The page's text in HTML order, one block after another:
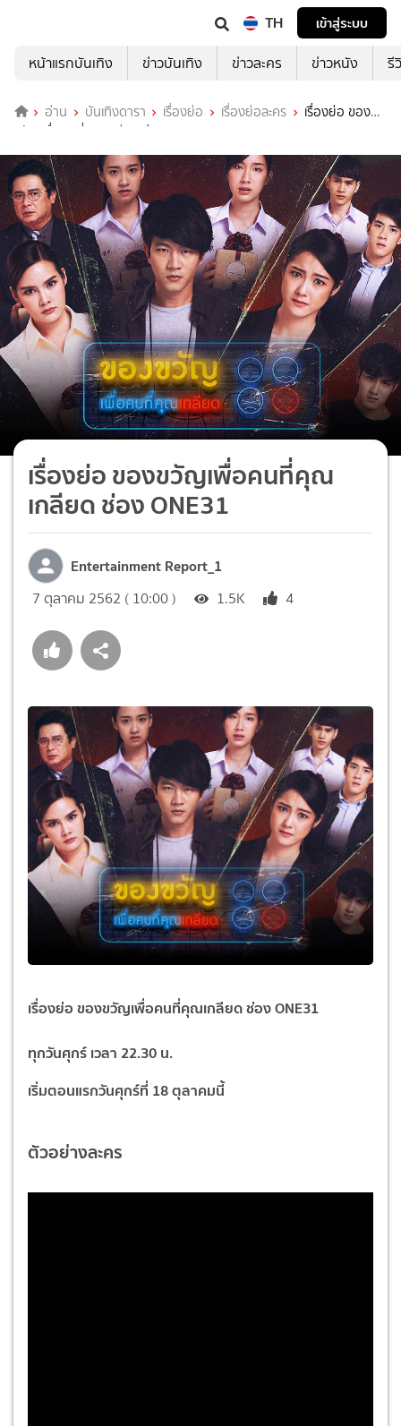
TH
เข้าสู่ระบบ
หน้าแรกบันเทิง
ข่าวบันเทิง ข่าวละคร ข่าวหนัง รี
อ่าน บันเทิงดารา เรื่องย่อ เรื่องย่อละคร
เรื่องย่อ ของ
ขวัญเพื่อคนที่คุณเกลียด ช่อง ONE31
เรื่องย่อ ของขวัญเพื่อคนที่คุณ
เกลียด ช่อง ONE31
Entertainment Report_1
7 ตุลาคม 2562 ( 10:00 ) 1.5K 4
เรื่องย่อ ของขวัญเพื่อคนที่คุณเกลียด ช่อง ONE31
ทุกวันศุกร์ เวลา 22.30 น.
เริ่มตอนแรกวันศุกร์ที่ 18 ตุลาคมนี้
ตัวอย่างละคร